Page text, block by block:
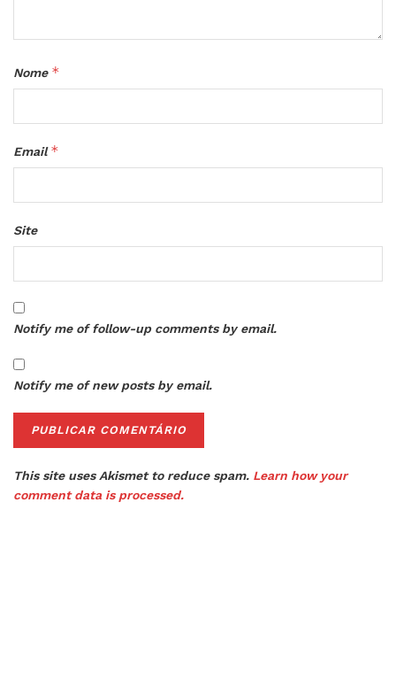
Nome *
Email*
Site
Notify me of follow-up comments by email.
Notify me of new posts by email.
This site uses Akismet to reduce spam. Learn how your
comment data is processed.